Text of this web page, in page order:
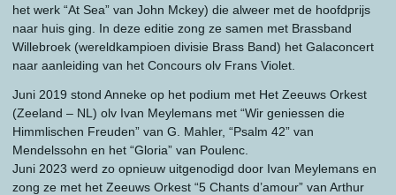
het werk “At Sea” van John Mckey) die alweer met de hoofdprijs
naar huis ging. In deze editie zong ze samen met Brassband
Willebroek (wereldkampioen divisie Brass Band) het Galaconcert
naar aanleiding van het Concours olv Frans Violet.
Juni 2019 stond Anneke op het podium met Het Zeeuws Orkest
(Zeeland – NL) olv Ivan Meylemans met “Wir geniessen die
Himmlischen Freuden” van G. Mahler, “Psalm 42” van
Mendelssohn en het “Gloria” van Poulenc.
Juni 2023 werd zo opnieuw uitgenodigd door Ivan Meylemans en
zong ze met het Zeeuws Orkest “5 Chants d’amour” van Arthur